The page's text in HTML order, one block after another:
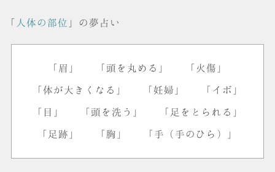
「 人体の部位 」の夢占い
「眉」 「頭を丸める」 「火傷」
「体が大きくなる」 「妊婦」 「イボ」
「目」 「頭を洗う」 「足をとられる」
「足跡」 「胸」 「手（手のひら）」